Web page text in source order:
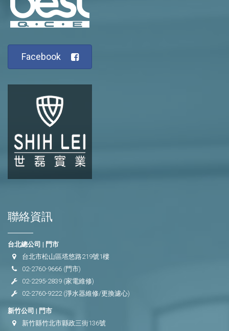
Facebook
聯絡資訊
台北總公司 | 門市
台北市松山區塔悠路219號1樓
02-2760-9666 (門市)
02-2295-2839 (家電維修)
02-2760-9222(淨水器維修/更換濾心)
新竹公司 | 門市
新竹縣竹北市縣政三街136號